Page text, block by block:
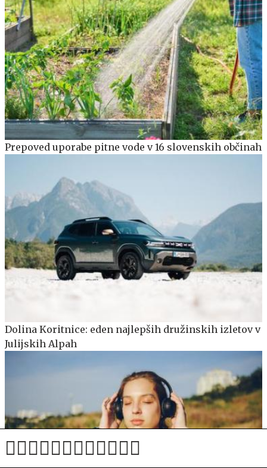
Prepoved uporabe pitne vode v 16 slovenskih občinah
Dolina Koritnice: eden najlepših družinskih izletov v
Julijskih Alpah